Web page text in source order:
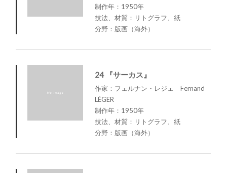
制作年：1950年
技法、材質：リトグラフ、紙
分野：版画（海外）
24 『サーカス』
作家：フェルナン・レジェ Fernand
LÉGER
制作年：1950年
技法、材質：リトグラフ、紙
分野：版画（海外）